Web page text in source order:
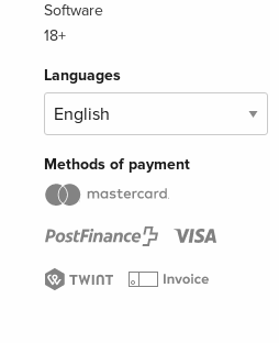
Software
18+
Languages
Methods of payment